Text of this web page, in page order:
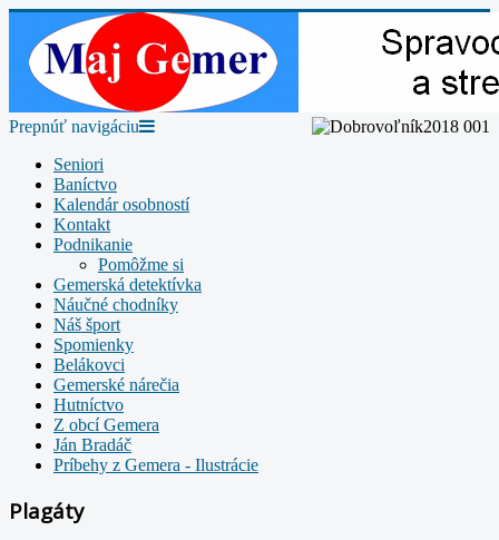
Prepnúť navigáciu
Seniori
Baníctvo
Kalendár osobností
Kontakt
Podnikanie
Pomôžme si
Gemerská detektívka
Náučné chodníky
Náš šport
Spomienky
Belákovci
Gemerské nárečia
Hutníctvo
Z obcí Gemera
Ján Bradáč
Príbehy z Gemera - Ilustrácie
Plagáty